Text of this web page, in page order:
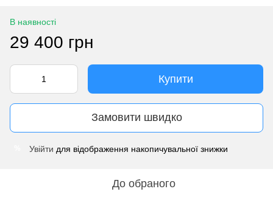
В наявності
29 400 грн
Купити
Замовити швидко
Увійти для відображення накопичувальної знижки
До обраного